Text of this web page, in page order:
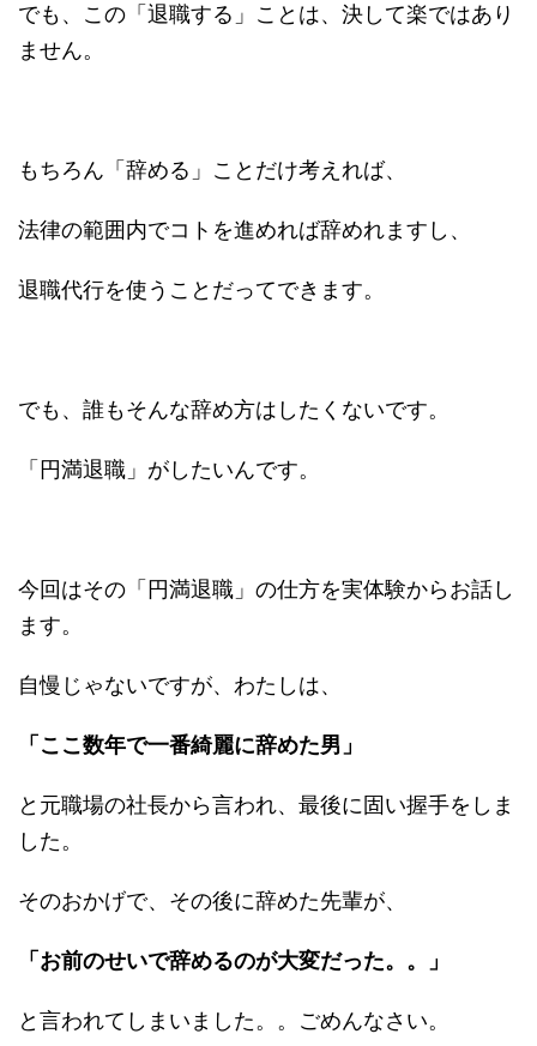
でも、この「退職する」ことは、決して楽ではあり
ません。
もちろん「辞める」ことだけ考えれば、
法律の範囲内でコトを進めれば辞めれますし、
退職代行を使うことだってできます。
でも、誰もそんな辞め方はしたくないです。
「円満退職」がしたいんです。
今回はその「円満退職」の仕方を実体験からお話し
ます。
自慢じゃないですが、わたしは、
「ここ数年で一番綺麗に辞めた男」
と元職場の社長から言われ、最後に固い握手をしま
した。
そのおかげで、その後に辞めた先輩が、
「お前のせいで辞めるのが大変だった。。」
と言われてしまいました。。ごめんなさい。